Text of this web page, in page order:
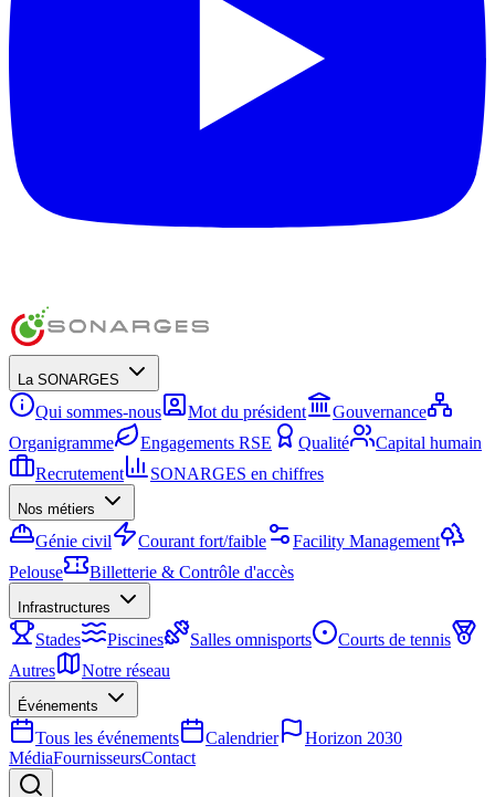
La SONARGES
Qui sommes-nous Mot du président
Gouvernance
Organigramme
Engagements RSE Qualité
Capital humain
Recrutement
SONARGES en chiffres
Nos métiers
Génie civil Courant fort/faible
Facility Management
Pelouse
Billetterie & Contrôle d'accès
Infrastructures
Stades Piscines Salles omnisports
Courts de tennis
Autres
Notre réseau
Événements
Tous les événements Calendrier
Horizon 2030
MédiaFournisseursContact